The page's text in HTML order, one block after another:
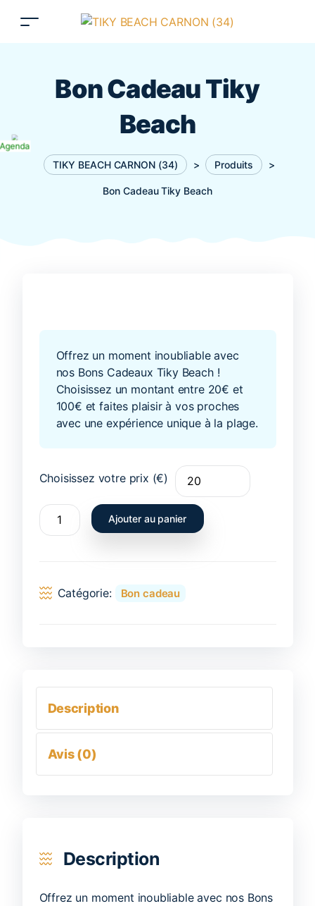
Bon Cadeau Tiky
Beach
TIKY BEACH CARNON (34) > Produits >
Bon Cadeau Tiky Beach
Offrez un moment inoubliable avec
nos Bons Cadeaux Tiky Beach !
Choisissez un montant entre 20€ et
100€ et faites plaisir à vos proches
avec une expérience unique à la plage.
Choisissez votre prix (€)
Ajouter au panier
Catégorie: Bon cadeau
Description
Avis (0)
Description
Offrez un moment inoubliable avec nos Bons
Agenda